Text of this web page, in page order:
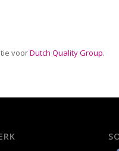
voorDutch Quality Group.